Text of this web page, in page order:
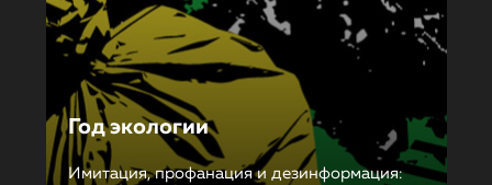
Год экологии
Имитация, профанация и дезинформация: